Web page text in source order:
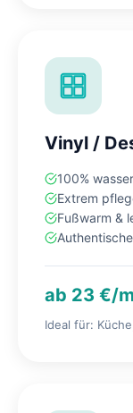
Vinyl /
100%
Extrem
Fußwarm &
ab 23 €/
Ideal für: